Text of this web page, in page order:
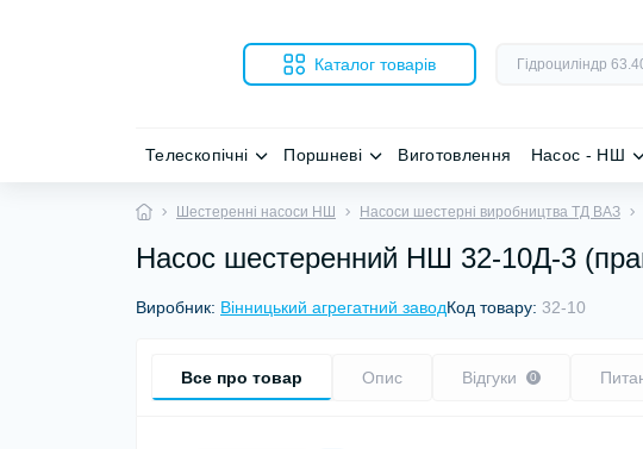
Каталог товарів
Телескопічні Поршневі Виготовлення Насос - НШ
Шестеренні насоси НШ Насоси шестерні виробництва ТД ВАЗ
Насос шестеренний НШ 32-10Д-3
Виробник: Вінницький агрегатний заводКод товару: 32-10
Все про товар Опис Відгуки 0